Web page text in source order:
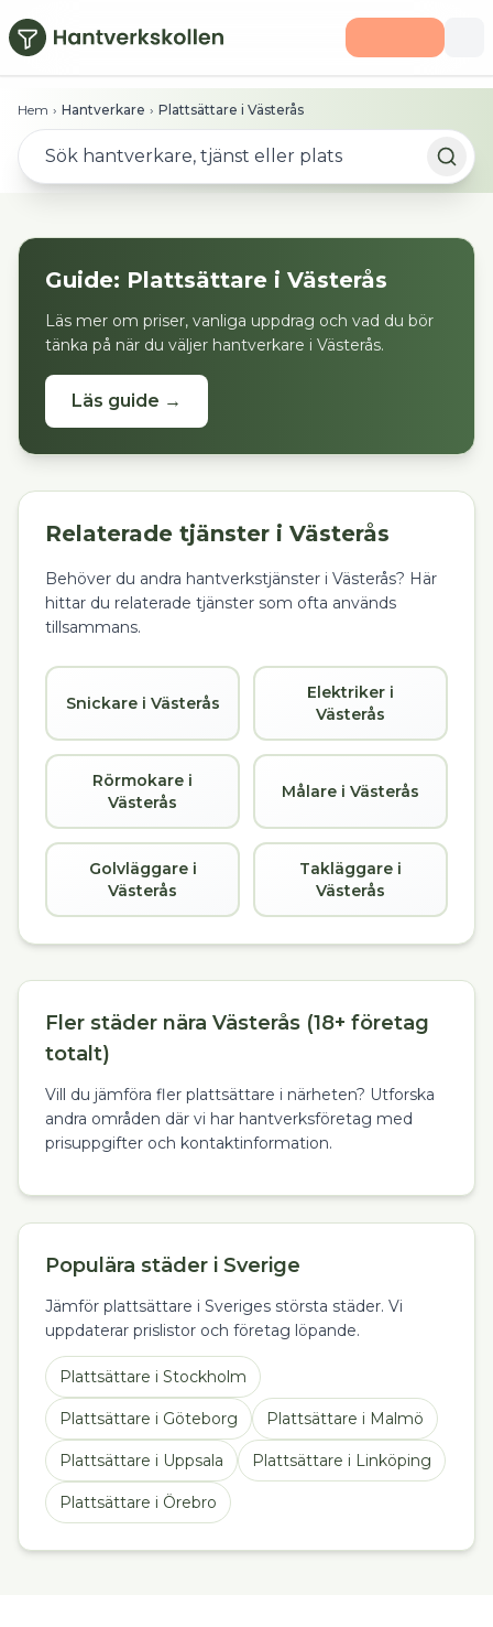
Hoppa till huvudinnehåll
Hem › Hantverkare › Plattsättare i Västerås
Guide: Plattsättare i Västerås
Läs mer om priser, vanliga uppdrag och vad du bör
tänka på när du väljer hantverkare i Västerås.
Läs guide →
Relaterade tjänster i Västerås
Behöver du andra hantverkstjänster i Västerås? Här
hittar du relaterade tjänster som ofta används
tillsammans.
Snickare i Västerås
Elektriker i
Västerås
Rörmokare i
Västerås
Målare i Västerås
Golvläggare i
Västerås
Takläggare i
Västerås
Fler städer nära Västerås (18+ företag
totalt)
Vill du jämföra fler plattsättare i närheten? Utforska
andra områden där vi har hantverksföretag med
prisuppgifter och kontaktinformation.
Populära städer i Sverige
Jämför plattsättare i Sveriges största städer. Vi
uppdaterar prislistor och företag löpande.
Plattsättare i Stockholm
Plattsättare i Göteborg Plattsättare i Malmö
Plattsättare i Uppsala Plattsättare i Linköping
Plattsättare i Örebro